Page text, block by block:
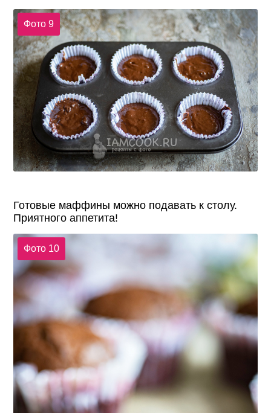
Фото 9
Готовые маффины можно подавать к столу.
Приятного аппетита!
Фото 10